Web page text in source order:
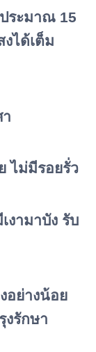
ระมาณ 15
ได้เต็ม
ไม่มีรอยรั่ว
งามาบัง รับ
อย่างน้อย
งรักษา